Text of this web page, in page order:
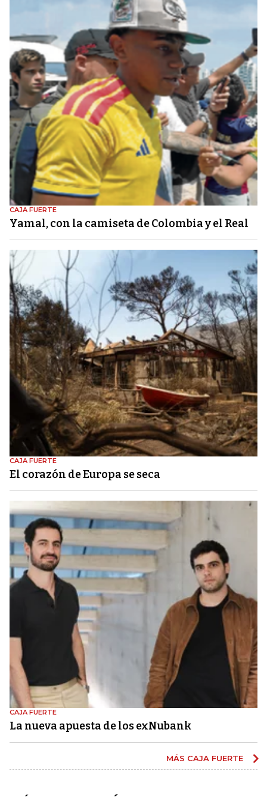
CAJA FUERTE
Yamal, con la camiseta de Colombia y el Real
CAJA FUERTE
El corazón de Europa se seca
CAJA FUERTE
La nueva apuesta de los exNubank
MÁS CAJA FUERTE